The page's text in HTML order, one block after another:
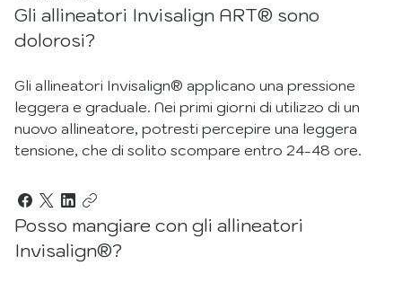
Gli allineatori Invisalign ART® sono
dolorosi?
Gli allineatori Invisalign® applicano una pressione
leggera e graduale. Nei primi giorni di utilizzo di un
nuovo allineatore, potresti percepire una leggera
tensione, che di solito scompare entro 24-48 ore.
Posso mangiare con gli allineatori
Invisalign®?